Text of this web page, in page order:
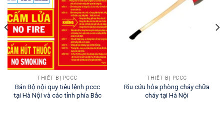
THIẾT BỊ PCCC
Bán Bộ nội quy tiêu lệnh pccc
tại Hà Nội và các tỉnh phía Bắc
THIẾT BỊ PCCC
Rìu cứu hỏa phòng cháy chữa
cháy tại Hà Nội